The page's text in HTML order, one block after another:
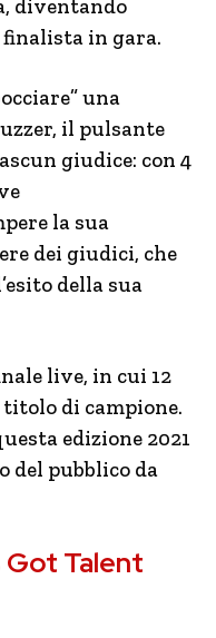
diventando
in gara.
una
il pulsante
giudice: con 4
la sua
dei giudici, che
della sua
live, in cui 12
di campione.
edizione 2021
del pubblico da
Got Talent